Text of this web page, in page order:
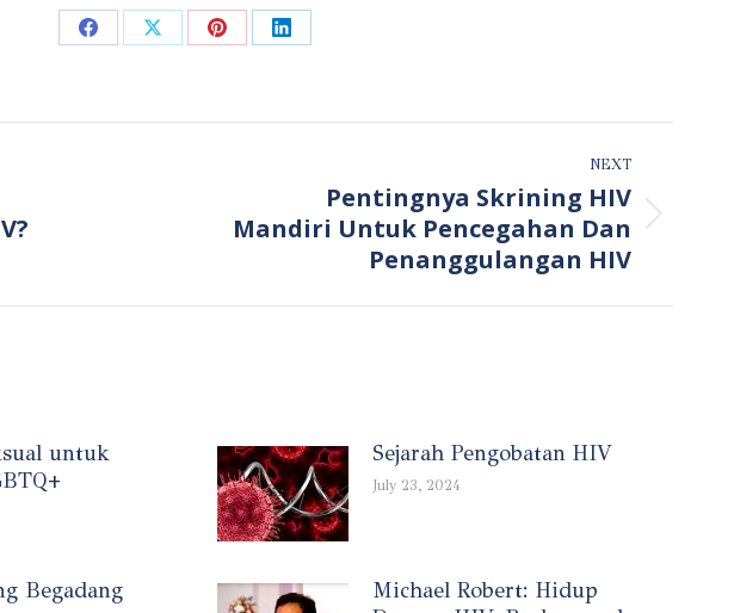
Share Share Share Share
NEXT
Next
Pentingnya Skrining HIV
Mandiri Untuk Pencegahan Dan
Penanggulangan HIV
untuk
Sejarah Pengobatan HIV
July 23, 2024
Begadang
Michael Robert: Hidup